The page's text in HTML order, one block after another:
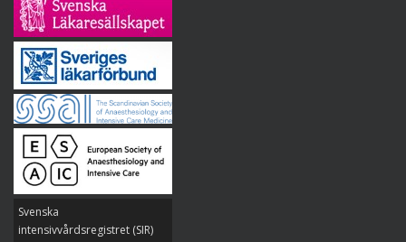
Svenska
intensivvårdsregistret (SIR)